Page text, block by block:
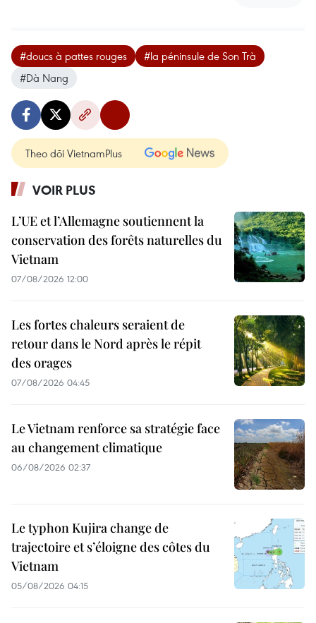
#doucs à pattes rouges
#la péninsule de Son Trà
#Dà Nang
Theo dõi VietnamPlus
VOIR PLUS
L’UE et l’Allemagne soutiennent la
conservation des forêts naturelles du
Vietnam
07/08/2026 12:00
Les fortes chaleurs seraient de
retour dans le Nord après le répit
des orages
07/08/2026 04:45
Le Vietnam renforce sa stratégie face
au changement climatique
06/08/2026 02:37
Le typhon Kujira change de
trajectoire et s’éloigne des côtes du
Vietnam
05/08/2026 04:15